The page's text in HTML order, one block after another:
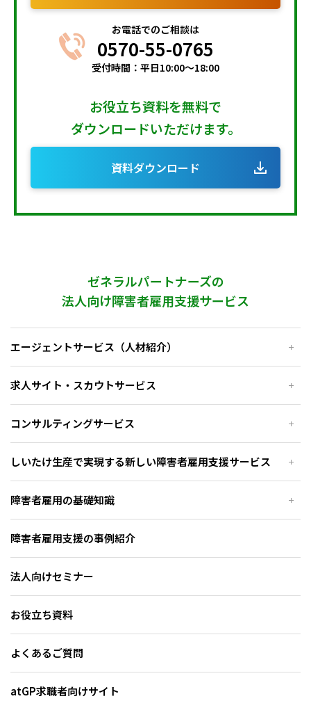
お電話でのご相談は
0570-55-0765
受付時間：平日10:00～18:00
お役立ち資料を無料で
ダウンロードいただけます。
資料ダウンロード
ゼネラルパートナーズの
法人向け障害者雇用支援サービス
エージェントサービス（人材紹介）
求人サイト・スカウトサービス
コンサルティングサービス
しいたけ生産で実現する新しい障害者雇用支援サービス
障害者雇用の基礎知識
障害者雇用支援の事例紹介
法人向けセミナー
お役立ち資料
よくあるご質問
atGP求職者向けサイト